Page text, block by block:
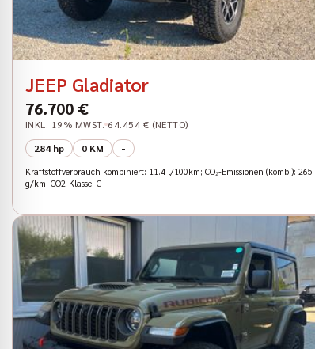
JEEP Gladiator
76.700 €
INKL. 19% MWST. 64.454 € (NETTO)
284 hp
0 KM -
Kraftstoffverbrauch kombiniert: 11.4 l/100km; CO₂-Emissionen (komb.): 265
g/km; CO2-Klasse: G